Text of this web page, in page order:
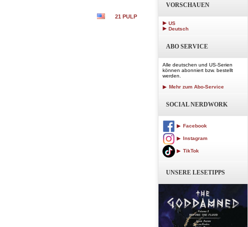
21 PULP
VORSCHAUEN
US
Deutsch
ABO SERVICE
Alle deutschen und US-Serien
können abonniert bzw. bestellt
werden.
Mehr zum Abo-Service
SOCIAL NERDWORK
Facebook
Instagram
TikTok
UNSERE LESETIPPS